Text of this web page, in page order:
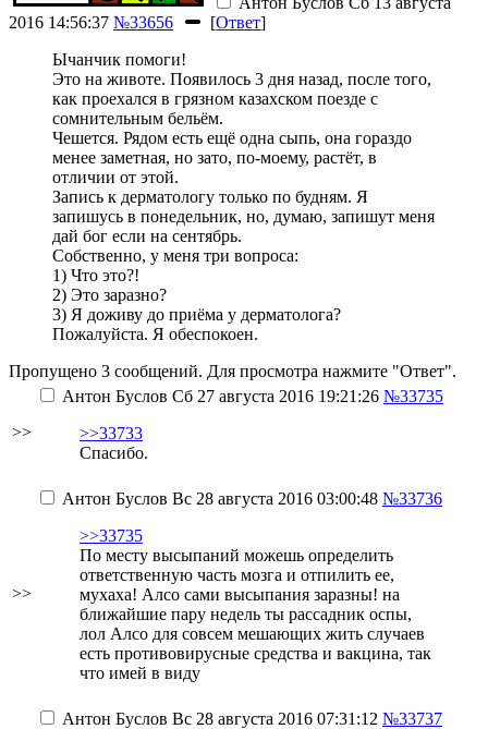
2016 14:56:37 №33656 [Ответ]
Ычанчик помоги!
Это на животе. Появилось 3 дня назад, после того,
как проехался в грязном казахском поезде с
сомнительным бельём.
Чешется. Рядом есть ещё одна сыпь, она гораздо
менее заметная, но зато, по-моему, растёт, в
отличии от этой.
Запись к дерматологу только по будням. Я
запишусь в понедельник, но, думаю, запишут меня
дай бог если на сентябрь.
Собственно, у меня три вопроса:
1) Что это?!
2) Это заразно?
3) Я доживу до приёма у дерматолога?
Пожалуйста. Я обеспокоен.
Пропущено 3 сообщений. Для просмотра нажмите "Ответ".
>>
Антон Буслов Сб 27 августа 2016 19:21:26 №33735
>>33733
Спасибо.
>>
Антон Буслов Вс 28 августа 2016 03:00:48 №33736
>>33735
По месту высыпаний можешь определить
ответственную часть мозга и отпилить ее,
мухаха! Алсо сами высыпания заразны! на
ближайшие пару недель ты рассадник оспы,
лол Алсо для совсем мешающих жить случаев
есть противовирусные средства и вакцина, так
что имей в виду
Антон Буслов Вс 28 августа 2016 07:31:12 №33737